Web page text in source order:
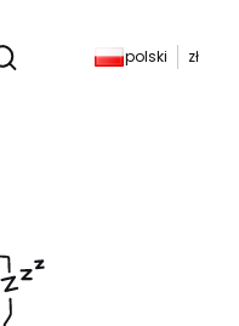
Otwórz wyszukiwarkę
Produkty w
polski zł